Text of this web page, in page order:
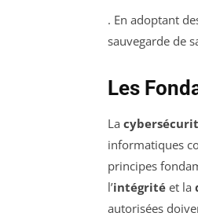
. En adoptant
sauvegarde de
Les
La
informatiques
principes
l’intégrité et la
autorisées